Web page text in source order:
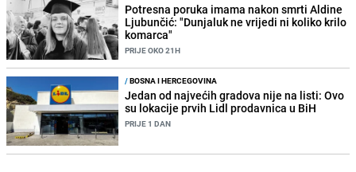
Potresna poruka imama nakon smrti Aldine
Ljubunčić: "Dunjaluk ne vrijedi ni koliko krilo
komarca"
PRIJE OKO 21H
/BOSNA I HERCEGOVINA
Jedan od najvećih gradova nije na listi: Ovo
su lokacije prvih Lidl prodavnica u BiH
PRIJE 1 DAN